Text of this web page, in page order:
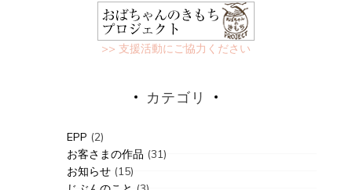
>> 支援活動にご協力ください
カテゴリ
EPP (2)
お客さまの作品 (31)
お知らせ(15)